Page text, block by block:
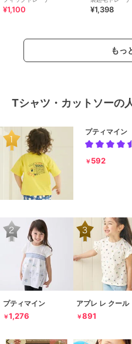
¥1,100 ¥1,398
もっ
Tシャツ・カットソーの
プティマイン
￥ 592
プティマイン
￥1,276
アプレ レ クール
￥891